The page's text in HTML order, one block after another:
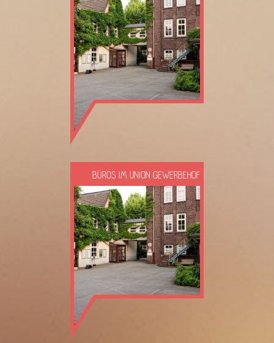
BÜROS IM UNION GEWERBEHOF